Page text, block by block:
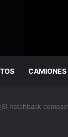
CAMIONES
hatchback